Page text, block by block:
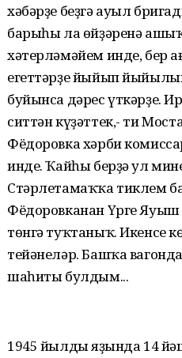
хәбәрҙе беҙгә ауыл
барыһы ла өйҙәренә
хәтерләмәйем инде, бер
егеттәрҙе йыйып
буйынса дәрес үткәрҙе.
ситтән күҙәттек,- ти
Фёдоровка хәрби
инде. Ҡайһы берҙә ул
Стәрлетамаҡҡа тиклем
Фёдоровканан Үрге
төнгә туҡтаныҡ. Икенсе
тейәнеләр. Башҡа
шаһиты булдым...
1945 йылдың яҙында 14